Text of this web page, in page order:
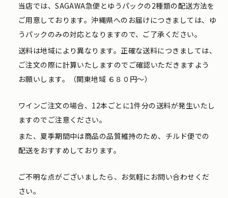
当店では、SAGAWA急便とゆうパックの2種類の配送方法を
ご用意しております。沖縄県へのお届けにつきましては、ゆ
うパックのみの対応となりますので、ご了承ください。
送料は地域により異なります。正確な送料につきましては、
ご注文の際に計算いたしますのでご確認いただきますよう
お願いします。（関東地域 ６８０円〜）
ワインご注文の場合、12本ごとに1件分の送料が発生いたし
ますのでご注意ください。
また、夏季期間中は商品の品質維持のため、チルド便での
配送をおすすめしております。
ご不明な点がございましたら、お気軽にお問い合わせくだ
さい。